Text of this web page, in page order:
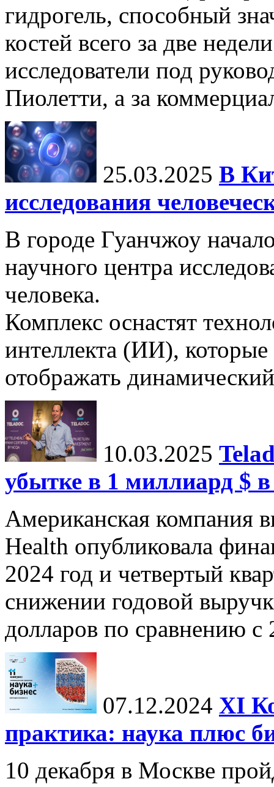
гидрогель, способный
костей всего за две
исследователи под
Пиолетти, а за
25.03.2025 В
исследования
В городе Гуанчжоу
научного центра
человека.
Комплекс оснастят
интеллекта (ИИ),
отображать
10.03.2025
убытке в 1 миллиард $ в
Американская компания
Health опубликовала
2024 год и четвертый
снижении годовой
долларов по сравнению с
07.12.2024 ХI
практика: наука плюс
10 декабря в Москве